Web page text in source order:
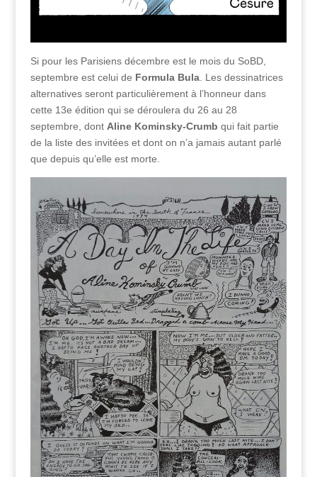
Si pour les Parisiens décembre est le mois du SoBD,
septembre est celui de Formula Bula. Les dessinatrices
alternatives seront particulièrement à l’honneur dans
cette 13e édition qui se déroulera du 26 au 28
septembre, dont Aline Kominsky-Crumb qui fait partie
de la liste des invitées et dont on n’a jamais autant parlé
que depuis qu’elle est morte.